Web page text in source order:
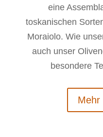
eine
toskanischen
Moraiolo. Wie
auch unser
besondere
Mehr